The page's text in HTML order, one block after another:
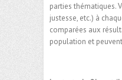
parties thématiques.
justesse, etc.) à
comparées aux
population et